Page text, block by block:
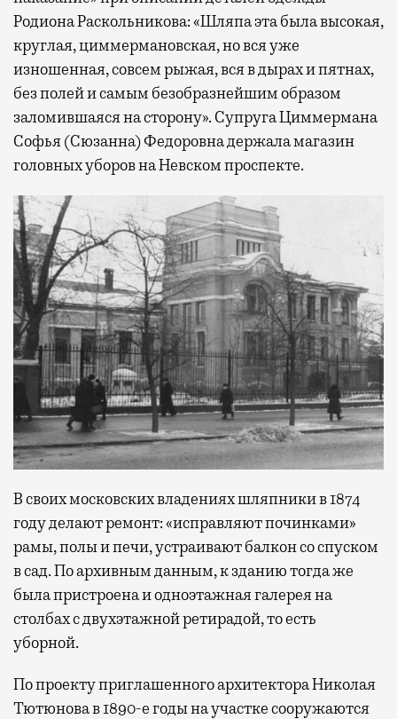
Родиона Раскольникова: «Шляпа эта была высокая,
круглая, циммермановская, но вся уже
изношенная, совсем рыжая, вся в дырах и пятнах,
без полей и самым безобразнейшим образом
заломившаяся на сторону». Супруга Циммермана
Софья (Сюзанна) Федоровна держала магазин
головных уборов на Невском проспекте.
В своих московских владениях шляпники в 1874
году делают ремонт: «исправляют починками»
рамы, полы и печи, устраивают балкон со спуском
в сад. По архивным данным, к зданию тогда же
была пристроена и одноэтажная галерея на
столбах с двухэтажной ретирадой, то есть
уборной.
По проекту приглашенного архитектора Николая
Тютюнова в 1890-е годы на участке сооружаются